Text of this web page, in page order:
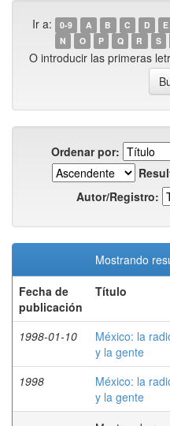
Ir a: 0-9 A B C D E
N
O P Q R S
O introducir las primeras
Ordenar por:
Autor/Registro:
Mostrando
Fecha de
publicación
Título
1998-01-10
México: la
y la gente
1998
México: la
y la gente